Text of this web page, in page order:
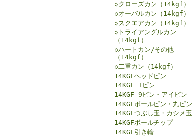
◇クローズカン（14kgf）
◇オーバルカン（14kgf）
◇スクエアカン（14kgf）
◇トライアングルカン
（14kgf）
◇ハートカン/その他
（14kgf）
◇二重カン（14kgf）
14KGFヘッドピン
14KGF Tピン
14KGF 9ピン・アイピン
14KGFボールピン・丸ピン
14KGFつぶし玉・カシメ玉
14KGFボールチップ
14KGF引き輪